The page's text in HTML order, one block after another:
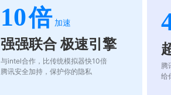
10倍 加速
强强联合 极速引擎
与intel合作，比传统模拟器快10倍
腾讯安全加持，保护你的隐私
腾
给